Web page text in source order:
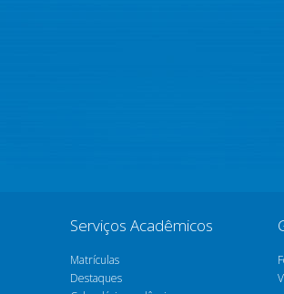
Serviços Acadêmicos
Matrículas
Destaques